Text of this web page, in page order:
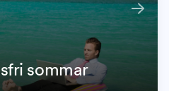
sommar